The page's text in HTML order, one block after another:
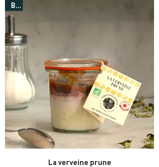
Bio
La verveine prune